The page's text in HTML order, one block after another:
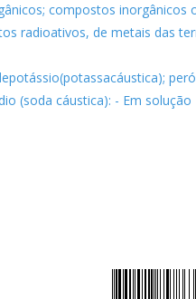
compostos inorgânicos
radioativos, de metais das
(soda cáustica): - Em solução